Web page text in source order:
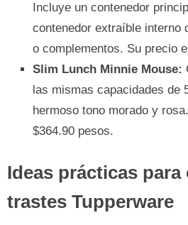
Incluye un contenedor
contenedor extraíble interno
o complementos. Su precio
Slim Lunch Minnie Mouse:
las mismas capacidades de
hermoso tono morado y
$364.90 pesos.
Ideas prácticas
trastes Tupperware